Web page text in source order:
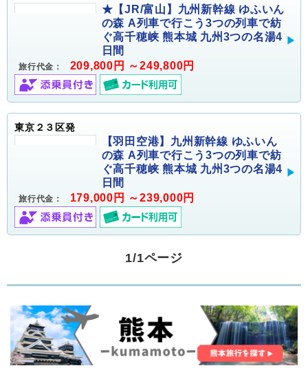
★【JR/富山】九州新幹線 ゆふいん
の森 A列車で行こう3つの列車で紡
ぐ高千穂峡 熊本城 九州3つの名湯4
日間
旅行代金： 209,800円 ～249,800円
東京２３区発
【羽田空港】九州新幹線 ゆふいん
の森 A列車で行こう3つの列車で紡
ぐ高千穂峡 熊本城 九州3つの名湯4
日間
旅行代金： 179,000円 ～239,000円
1/1ページ